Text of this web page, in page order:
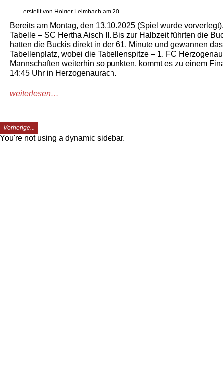
erstellt von Holger Leimbach am 20.
Bereits am Montag, den 13.10.2025 (Spiel wurde
Tabelle – SC Hertha Aisch II. Bis zur Halbzeit führten die
hatten die Buckis direkt in der 61. Minute und gewannen
Tabellenplatz, wobei die Tabellenspitze – 1. FC
Mannschaften weiterhin so punkten, kommt es zu einem
14:45 Uhr in Herzogenaurach.
weiterlesen…
Vorherige...
You're not using a dynamic sidebar.